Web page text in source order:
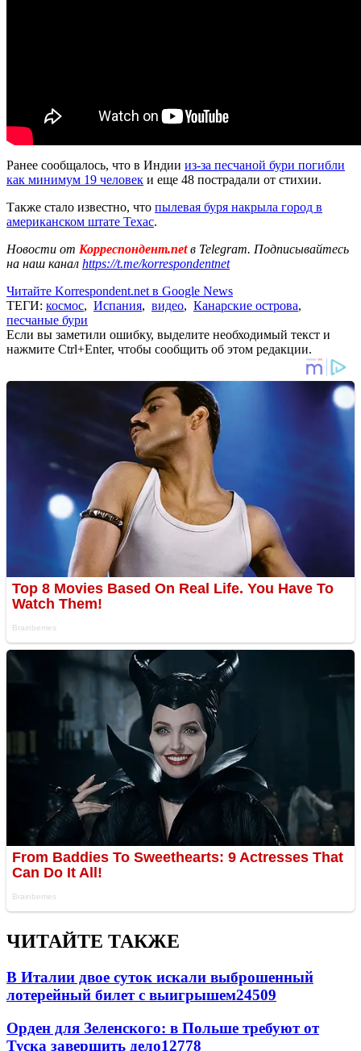
Ранее сообщалось, что в Индии из-за песчаной бури погибли
как минимум 19 человек и еще 48 пострадали от стихии.
Также стало известно, что пылевая буря накрыла город в
американском штате Техас.
Новости от Корреспондент.netв Telegram. Подписывайтесь
на наш канал https://t.me/korrespondentnet
Читайте Korrespondent.net в Google News
ТЕГИ: космос, Испания, видео, Канарские острова,
песчаные бури
Если вы заметили ошибку, выделите необходимый текст и
нажмите Ctrl+Enter, чтобы сообщить об этом редакции.
ЧИТАЙТЕ ТАКЖЕ
В Италии двое суток искали выброшенный
лотерейный билет с выигрышем24509
Орден для Зеленского: в Польше требуют от
Туска завершить дело12778